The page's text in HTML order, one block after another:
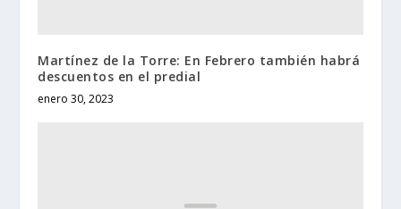
Martínez de la Torre: En Febrero también habrá
descuentos en el predial
enero 30, 2023